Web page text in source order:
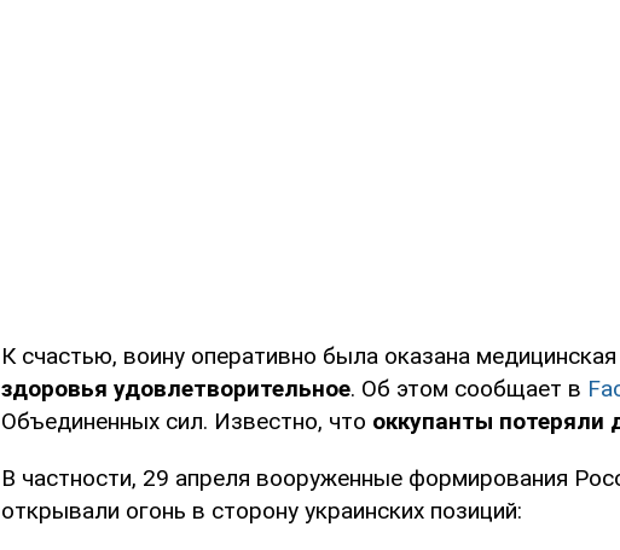
К счастью, воину оперативно была оказана
здоровья удовлетворительное. Об этом сообщает в
Объединенных сил. Известно, что оккупанты потеряли
В частности, 29 апреля вооруженные формирования
открывали огонь в сторону украинских позиций: